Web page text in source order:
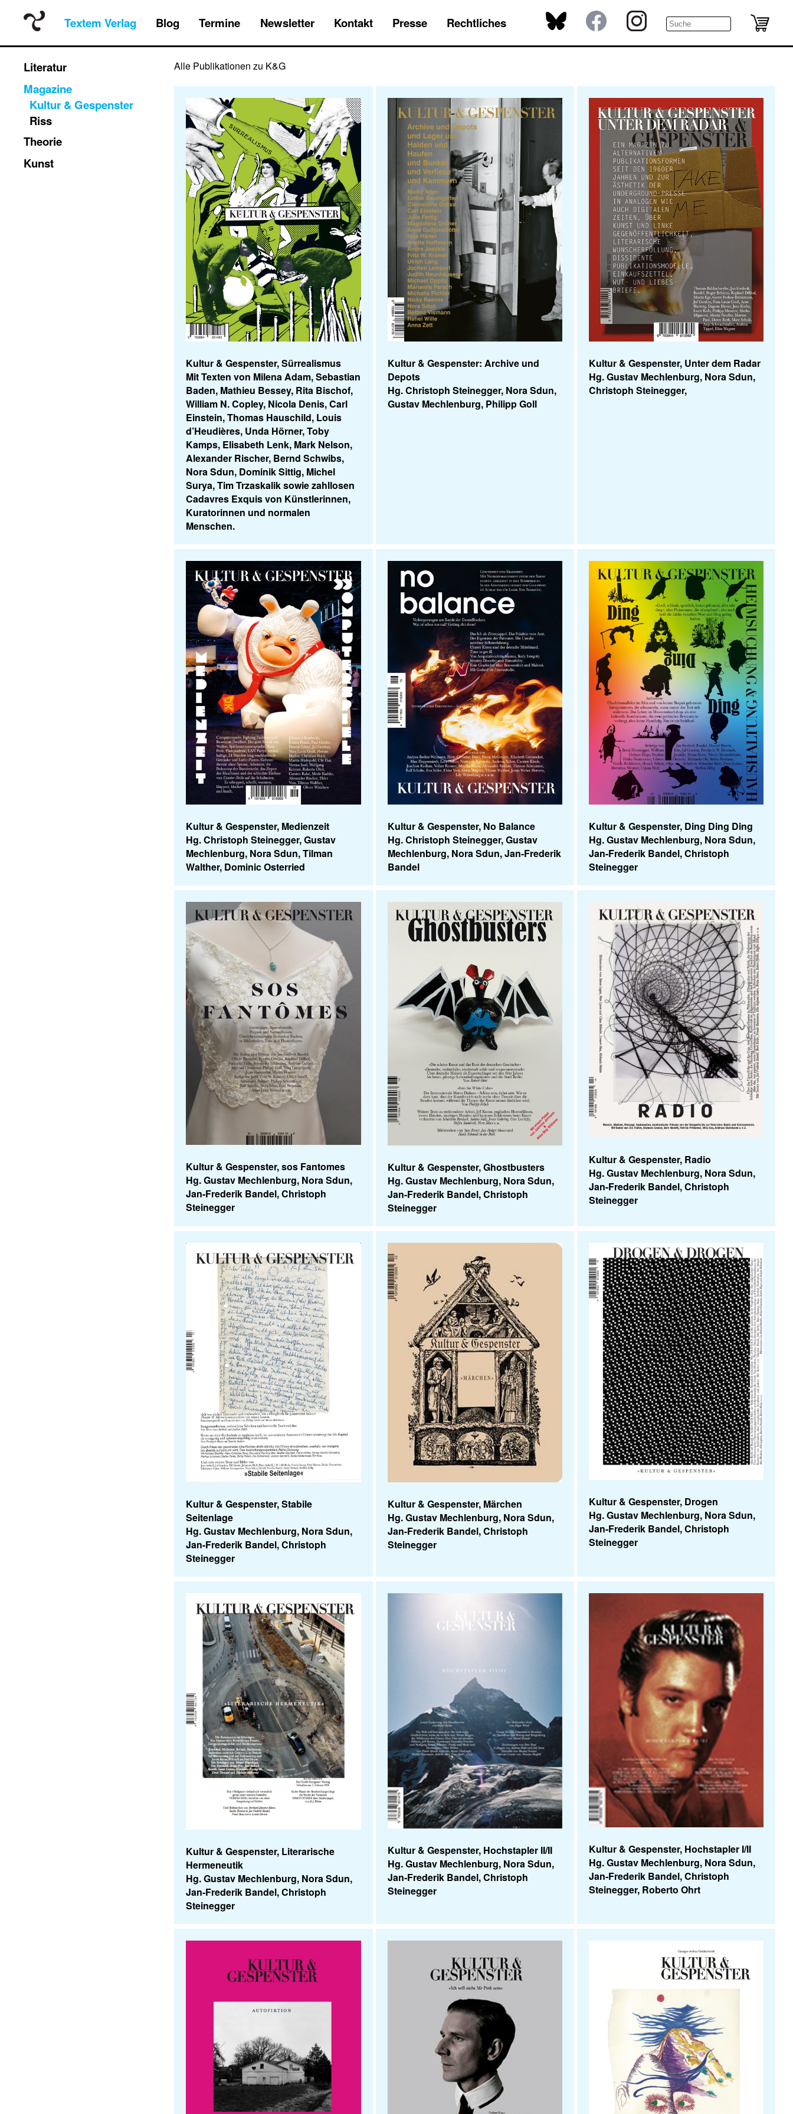
Textem Verlag Blog Termine Newsletter Kontakt Presse Rechtliches
Literatur
Magazine
Kultur & Gespenster
Riss
Theorie
Kunst
Alle Publikationen zu K&G
Kultur & Gespenster, Sürrealismus
Mit Texten von Milena Adam, Sebastian
Baden, Mathieu Bessey, Rita Bischof,
William N. Copley, Nicola Denis, Carl
Einstein, Thomas Hauschild, Louis
d’Heudières, Unda Hörner, Toby
Kamps, Elisabeth Lenk, Mark Nelson,
Alexander Rischer, Bernd Schwibs,
Nora Sdun, Dominik Sittig, Michel
Surya, Tim Trzaskalik sowie zahllosen
Cadavres Exquis von Künstlerinnen,
Kuratorinnen und normalen
Menschen.
Kultur & Gespenster: Archive und
Depots
Hg. Christoph Steinegger, Nora Sdun,
Gustav Mechlenburg, Philipp Goll
Kultur & Gespenster, Unter dem Radar
Hg. Gustav Mechlenburg, Nora Sdun,
Christoph Steinegger,
Kultur & Gespenster, Medienzeit
Hg. Christoph Steinegger, Gustav
Mechlenburg, Nora Sdun, Tilman
Walther, Dominic Osterried
Kultur & Gespenster, No Balance
Hg. Christoph Steinegger, Gustav
Mechlenburg, Nora Sdun, Jan-Frederik
Bandel
Kultur & Gespenster, Ding Ding Ding
Hg. Gustav Mechlenburg, Nora Sdun,
Jan-Frederik Bandel, Christoph
Steinegger
Kultur & Gespenster, sos Fantomes
Hg. Gustav Mechlenburg, Nora Sdun,
Jan-Frederik Bandel, Christoph
Steinegger
Kultur & Gespenster, Ghostbusters
Hg. Gustav Mechlenburg, Nora Sdun,
Jan-Frederik Bandel, Christoph
Steinegger
Kultur & Gespenster, Radio
Hg. Gustav Mechlenburg, Nora Sdun,
Jan-Frederik Bandel, Christoph
Steinegger
Kultur & Gespenster, Stabile
Seitenlage
Hg. Gustav Mechlenburg, Nora Sdun,
Jan-Frederik Bandel, Christoph
Steinegger
Kultur & Gespenster, Märchen
Hg. Gustav Mechlenburg, Nora Sdun,
Jan-Frederik Bandel, Christoph
Steinegger
Kultur & Gespenster, Drogen
Hg. Gustav Mechlenburg, Nora Sdun,
Jan-Frederik Bandel, Christoph
Steinegger
Kultur & Gespenster, Literarische
Hermeneutik
Hg. Gustav Mechlenburg, Nora Sdun,
Jan-Frederik Bandel, Christoph
Steinegger
Kultur & Gespenster, Hochstapler II/II
Hg. Gustav Mechlenburg, Nora Sdun,
Jan-Frederik Bandel, Christoph
Steinegger
Kultur & Gespenster, Hochstapler I/II
Hg. Gustav Mechlenburg, Nora Sdun,
Jan-Frederik Bandel, Christoph
Steinegger, Roberto Ohrt